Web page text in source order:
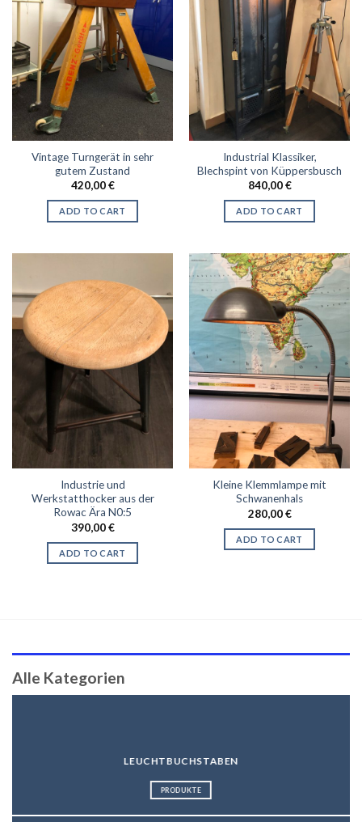
Vintage Turngerät in sehr
gutem Zustand
420,00€
ADD TO CART
Industrial Klassiker,
Blechspint von Küppersbusch
840,00€
ADD TO CART
Industrie und
Werkstatthocker aus der
Rowac Ära N0:5
390,00€
ADD TO CART
Kleine Klemmlampe mit
Schwanenhals
280,00€
ADD TO CART
Alle Kategorien
LEUCHTBUCHSTABEN
PRODUKTE